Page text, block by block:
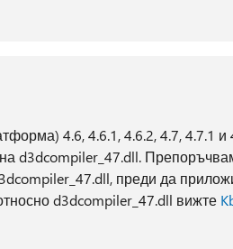
4.6, 4.6.1, 4.6.2, 4.7, 4.7.1 и
d3dcompiler_47.dll.
преди да
d3dcompiler_47.dll вижте